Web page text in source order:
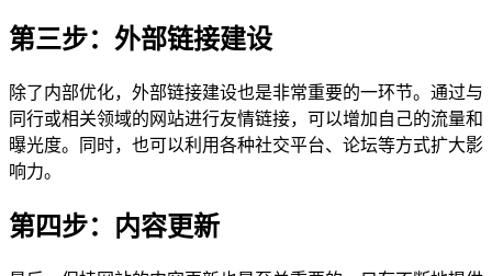
第三步：外部链接建设
除了内部优化，外部链接建设也是非常重要的一环节。通过与
同行或相关领域的网站进行友情链接，可以增加自己的流量和
曝光度。同时，也可以利用各种社交平台、论坛等方式扩大影
响力。
第四步：内容更新